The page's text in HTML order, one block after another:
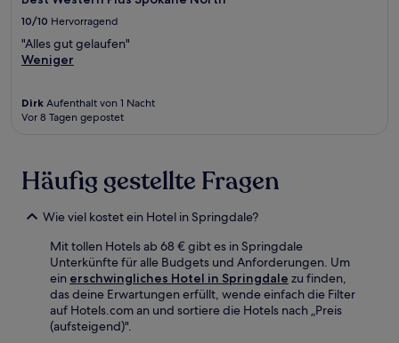
10/10 Hervorragend
"Alles gut gelaufen"
Weniger
Dirk Aufenthalt von 1 Nacht
Vor 8 Tagen gepostet
Häufig gestellte Fragen
Wie viel kostet ein Hotel in Springdale?
Mit tollen Hotels ab 68 € gibt es in Springdale
Unterkünfte für alle Budgets und Anforderungen. Um
ein erschwingliches Hotel in Springdale zu finden,
das deine Erwartungen erfüllt, wende einfach die Filter
auf Hotels.com an und sortiere die Hotels nach „Preis
(aufsteigend)".